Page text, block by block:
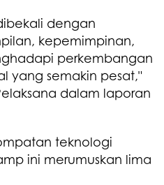
dengan
kepemimpinan,
perkembangan
yang semakin pesat,"
dalam laporan
teknologi
ini merumuskan lima